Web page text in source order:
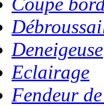
Deneigeuse
Eclairage
Fendeur